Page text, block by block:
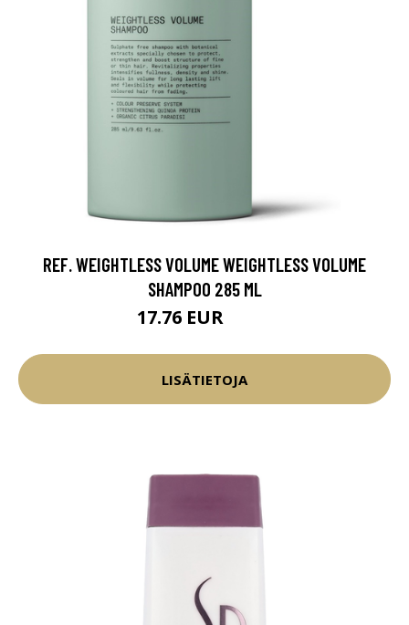
REF. WEIGHTLESS VOLUME WEIGHTLESS VOLUME
SHAMPOO 285 ML
17.76 EUR
LISÄTIETOJA